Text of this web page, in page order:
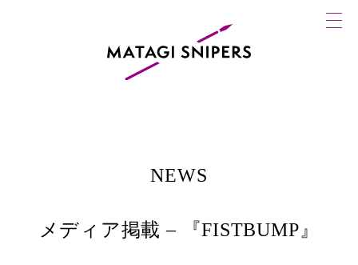
NEWS
メディア掲載 – 『FISTBUMP』